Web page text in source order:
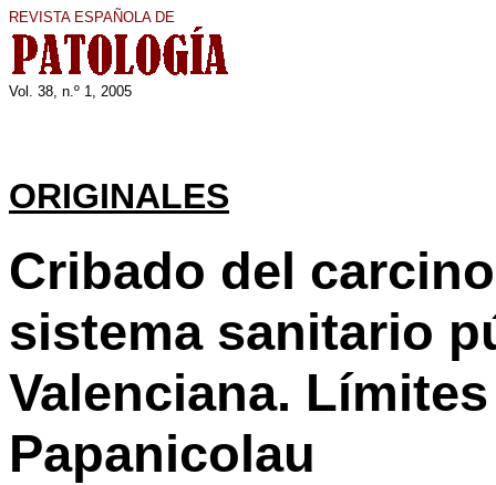
REVISTA ESPAÑOLA DE
Vol. 38, n.º 1, 2005
ORIGINALES
Cribado del
sistema sanitario
Valenciana.
Papanicolau